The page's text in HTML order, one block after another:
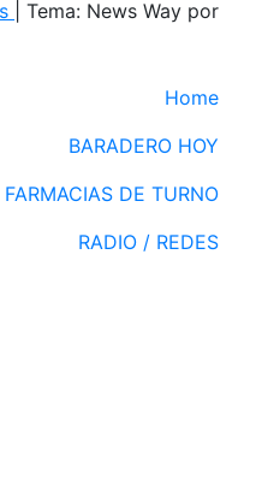
Tema: News Way por
Home
BARADERO HOY
FARMACIAS DE TURNO
RADIO / REDES